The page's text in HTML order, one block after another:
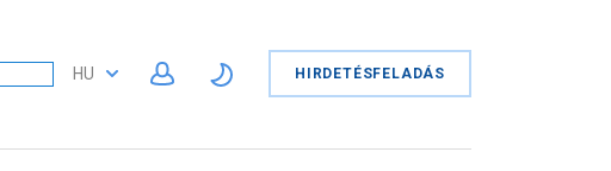
HU HIRDETÉSFELADÁS